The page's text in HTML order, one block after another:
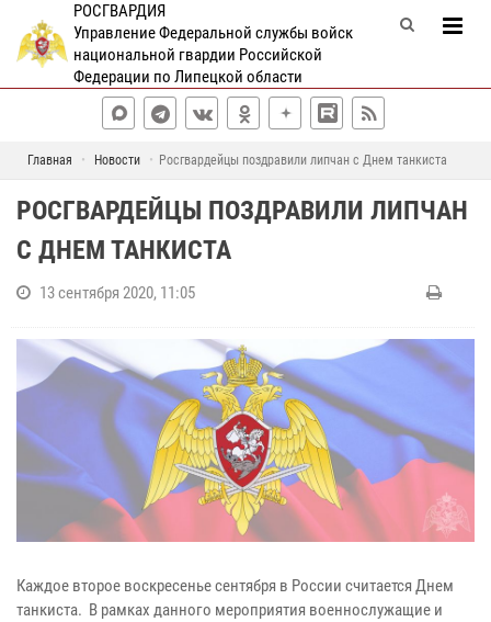
РОСГВАРДИЯ
Управление Федеральной службы войск
национальной гвардии Российской
Федерации по Липецкой области
Главная Новости Росгвардейцы поздравили липчан с Днем танкиста
РОСГВАРДЕЙЦЫ ПОЗДРАВИЛИ ЛИПЧАН
С ДНЕМ ТАНКИСТА
13 сентября 2020, 11:05
Каждое второе воскресенье сентября в России считается Днем
танкиста. В рамках данного мероприятия военнослужащие и